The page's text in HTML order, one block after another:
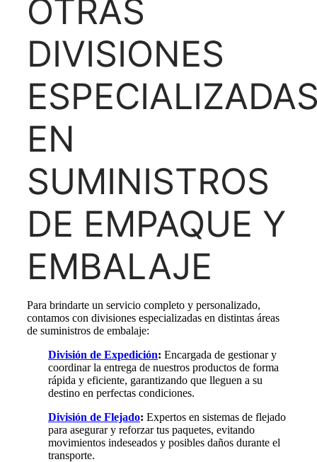
OTRAS
DIVISIONES
EN
SUMINISTROS
DE EMPAQUE Y
EMBALAJE
Para brindarte un servicio completo y personalizado,
contamos con divisiones especializadas en distintas áreas
de suministros de embalaje:
División de Expedición: Encargada de gestionar y
coordinar la entrega de nuestros productos de forma
rápida y eficiente, garantizando que lleguen a su
destino en perfectas condiciones.
División de Flejado: Expertos en sistemas de flejado
para asegurar y reforzar tus paquetes, evitando
movimientos indeseados y posibles daños durante el
transporte.